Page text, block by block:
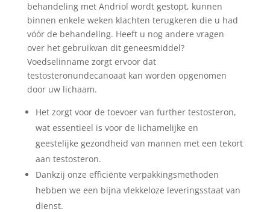
behandeling met Andriol wordt gestopt, kunnen
binnen enkele weken klachten terugkeren die u had
vóór de behandeling. Heeft u nog andere vragen
over het gebruikvan dit geneesmiddel?
Voedselinname zorgt ervoor dat
testosteronundecanoaat kan worden opgenomen
door uw lichaam.
Het zorgt voor de toevoer van further testosteron,
wat essentieel is voor de lichamelijke en
geestelijke gezondheid van mannen met een tekort
aan testosteron.
Dankzij onze efficiënte verpakkingsmethoden
hebben we een bijna vlekkeloze leveringsstaat van
dienst.